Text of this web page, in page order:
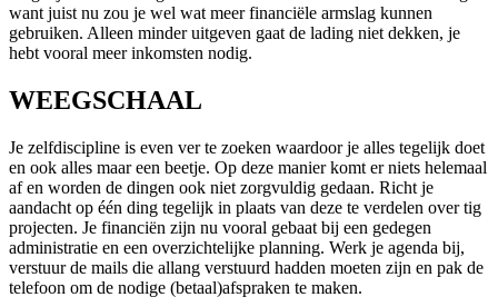
want juist nu zou je wel wat meer financiële armslag kunnen
gebruiken. Alleen minder uitgeven gaat de lading niet dekken, je
hebt vooral meer inkomsten nodig.
WEEGSCHAAL
Je zelfdiscipline is even ver te zoeken waardoor je alles tegelijk doet
en ook alles maar een beetje. Op deze manier komt er niets helemaal
af en worden de dingen ook niet zorgvuldig gedaan. Richt je
aandacht op één ding tegelijk in plaats van deze te verdelen over tig
projecten. Je financiën zijn nu vooral gebaat bij een gedegen
administratie en een overzichtelijke planning. Werk je agenda bij,
verstuur de mails die allang verstuurd hadden moeten zijn en pak de
telefoon om de nodige (betaal)afspraken te maken.